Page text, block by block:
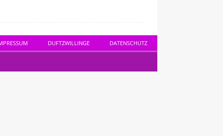
DUFTZWILLINGE DATENSCHUTZ